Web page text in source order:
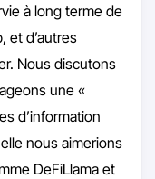
à long terme de
et d’autres
Nous discutons
une «
d’information
nous aimerions
DeFiLlama et